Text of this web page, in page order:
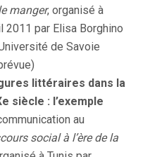
manger, organisé à
2011 par Elisa Borghino
de Savoie
littéraires dans la
siècle : l’exemple
au
social à l’ère de la